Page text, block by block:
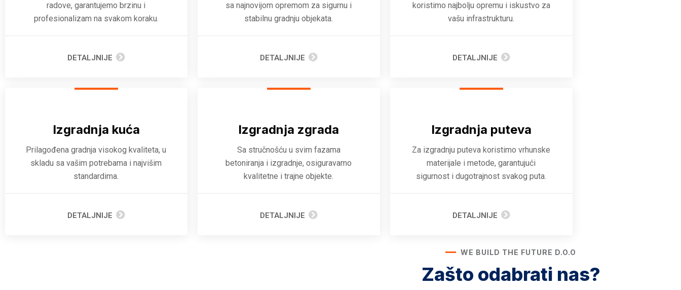
radove, garantujemo brzinu i
profesionalizam na svakom koraku.
DETALJNIJE
sa najnovijom opremom za sigurnu i
stabilnu gradnju objekata.
DETALJNIJE
koristimo najbolju opremu i iskustvo za
vašu infrastrukturu.
DETALJNIJE
Izgradnja kuća
Prilagođena gradnja visokog kvaliteta, u
skladu sa vašim potrebama i najvišim
standardima.
DETALJNIJE
Izgradnja zgrada
Sa stručnošću u svim fazama
betoniranja i izgradnje, osiguravamo
kvalitetne i trajne objekte.
DETALJNIJE
Izgradnja puteva
Za izgradnju puteva koristimo vrhunske
materijale i metode, garantujući
sigurnost i dugotrajnost svakog puta.
DETALJNIJE
WE BUILD THE FUTURE D.O.O
Zašto odabrati nas?